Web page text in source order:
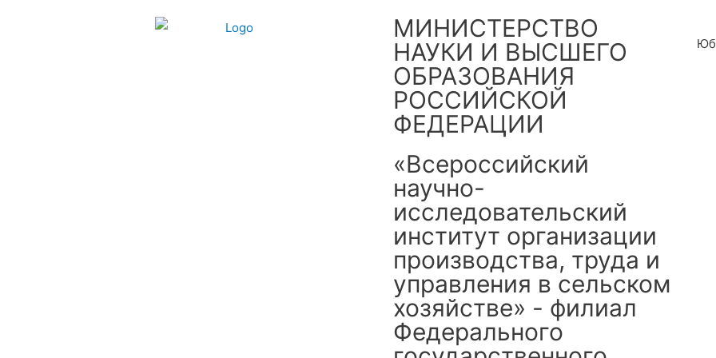
МИНИСТЕРСТВО
НАУКИ И ВЫСШЕГО
ОБРАЗОВАНИЯ
РОССИЙСКОЙ
ФЕДЕРАЦИИ
«Всероссийский
научно-
исследовательский
институт организации
производства, труда и
управления в сельском
хозяйстве» - филиал
Федерального